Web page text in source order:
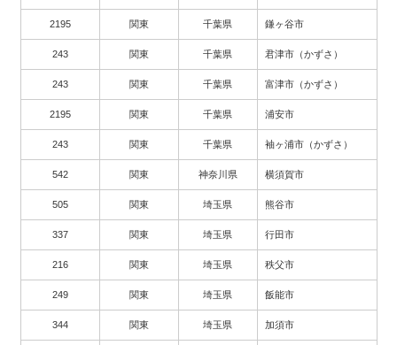
2195 関東 千葉県 鎌ヶ谷市
243 関東 千葉県 君津市（かずさ）
243 関東 千葉県 富津市（かずさ）
2195 関東 千葉県 浦安市
243 関東 千葉県 袖ヶ浦市（かずさ）
542 関東 神奈川県 横須賀市
505 関東 埼玉県 熊谷市
337 関東 埼玉県 行田市
216 関東 埼玉県 秩父市
249 関東 埼玉県 飯能市
344 関東 埼玉県 加須市